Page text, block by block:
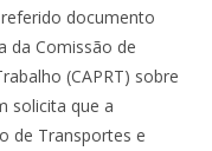
documento
da Comissão de
(CAPRT) sobre
solicita que a
de Transportes e